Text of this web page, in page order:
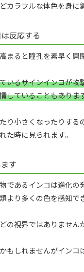
カラフルな体色を身に
反応する
まると瞳孔を素早く開
いるサインインコが攻
していることもありま
り小さくなったりす
た時に見られます。
す
であるインコは進化の
より多くの色を感知で
の視界ではありません
もしれませんがインコ